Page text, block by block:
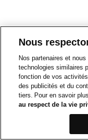
Nous
Nos partenaires et
technologies similaires
fonction de vos
des publicités et du
tiers. Pour en savoir
au respect de la vie